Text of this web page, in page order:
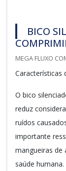
BICO
MEGA FLUXO
Características
O bico
reduz
ruídos
importante
mangueiras de
saúde humana.